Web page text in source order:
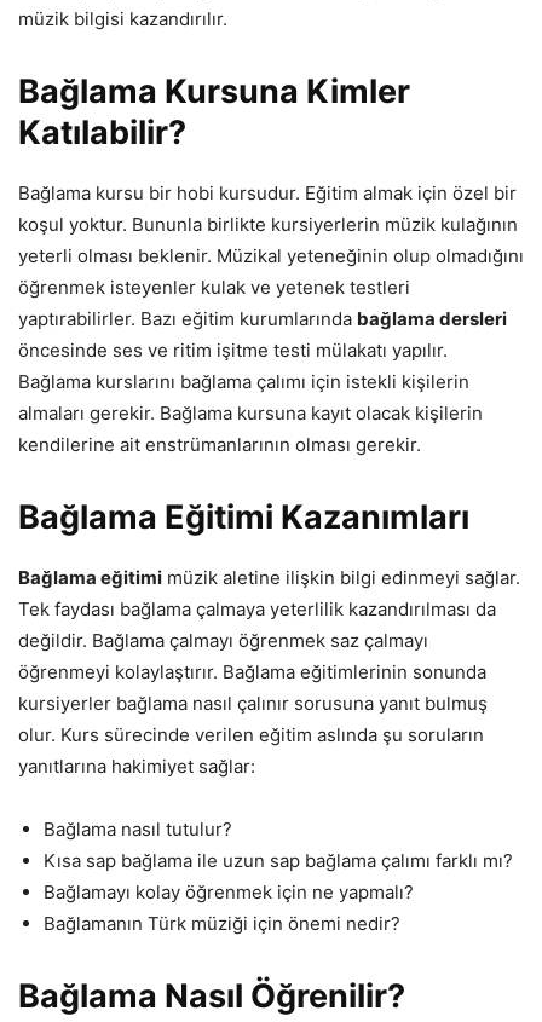
müzik bilgisi kazandırılır.
Bağlama Kursuna Kimler
Katılabilir?
Bağlama kursu bir hobi kursudur. Eğitim almak için özel bir
koşul yoktur. Bununla birlikte kursiyerlerin müzik kulağının
yeterli olması beklenir. Müzikal yeteneğinin olup olmadığını
öğrenmek isteyenler kulak ve yetenek testleri
yaptırabilirler. Bazı eğitim kurumlarında bağlama dersleri
öncesinde ses ve ritim işitme testi mülakatı yapılır.
Bağlama kurslarını bağlama çalımı için istekli kişilerin
almaları gerekir. Bağlama kursuna kayıt olacak kişilerin
kendilerine ait enstrümanlarının olması gerekir.
Bağlama Eğitimi Kazanımları
Bağlama eğitimi müzik aletine ilişkin bilgi edinmeyi sağlar.
Tek faydası bağlama çalmaya yeterlilik kazandırılması da
değildir. Bağlama çalmayı öğrenmek saz çalmayı
öğrenmeyi kolaylaştırır. Bağlama eğitimlerinin sonunda
kursiyerler bağlama nasıl çalınır sorusuna yanıt bulmuş
olur. Kurs sürecinde verilen eğitim aslında şu soruların
yanıtlarına hakimiyet sağlar:
Bağlama nasıl tutulur?
Kısa sap bağlama ile uzun sap bağlama çalımı farklı mı?
Bağlamayı kolay öğrenmek için ne yapmalı?
Bağlamanın Türk müziği için önemi nedir?
Bağlama Nasıl Öğrenilir?